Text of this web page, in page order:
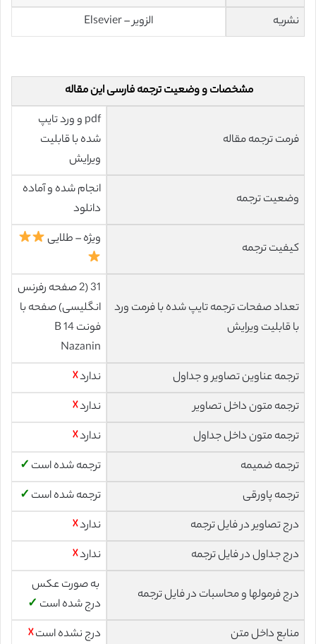
نشریه
الزویر – Elsevier
مشخصات و وضعیت ترجمه فارسی این مقاله
فرمت ترجمه مقاله
pdf و ورد تایپ
شده با قابلیت
ویرایش
وضعیت ترجمه
انجام شده و آماده
دانلود
کیفیت ترجمه
ویژه – طلایی
تعداد صفحات ترجمه تایپ شده با فرمت ورد
با قابلیت ویرایش
31 (2 صفحه رفرنس
انگلیسی) صفحه با
فونت 14 B
Nazanin
ترجمه عناوین تصاویر و جداول
ندارد☓
ترجمه متون داخل تصاویر
ندارد☓
ترجمه متون داخل جداول
ندارد☓
ترجمه ضمیمه
ترجمه شده است ✓
ترجمه پاورقی
ترجمه شده است ✓
درج تصاویر در فایل ترجمه
ندارد☓
درج جداول در فایل ترجمه
ندارد☓
درج فرمولها و محاسبات در فایل ترجمه
به صورت عکس
درج شده است ✓
منابع داخل متن
درج نشده است☓